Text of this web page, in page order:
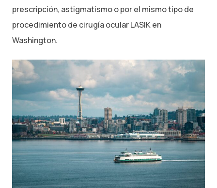
prescripción, astigmatismo o por el mismo tipo de
procedimiento de cirugía ocular LASIK en
Washington.